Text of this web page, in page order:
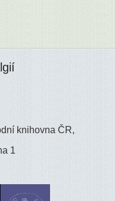
knihovna ČR,
1